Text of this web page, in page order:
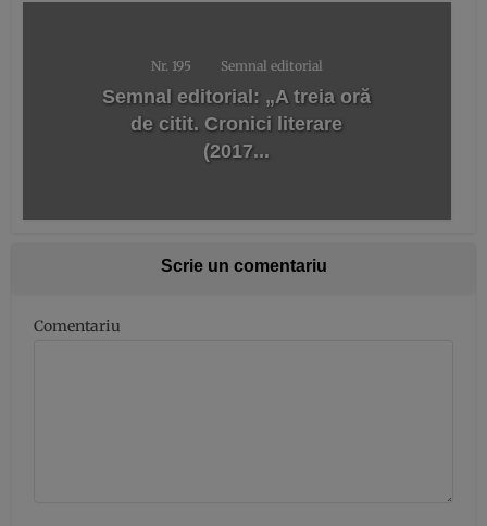
Nr. 195 Semnal editorial
Semnal editorial: „A treia oră
de citit. Cronici literare
(2017...
Scrie un comentariu
Comentariu